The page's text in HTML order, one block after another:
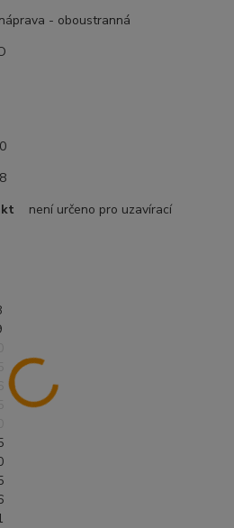
- oboustranná
není určeno pro uzavírací